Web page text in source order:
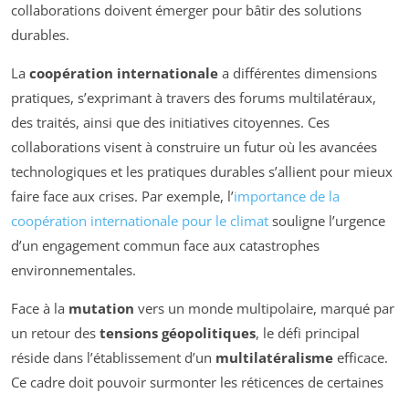
collaborations doivent émerger pour bâtir des solutions
durables.
La coopération internationale a différentes dimensions
pratiques, s’exprimant à travers des forums multilatéraux,
des traités, ainsi que des initiatives citoyennes. Ces
collaborations visent à construire un futur où les avancées
technologiques et les pratiques durables s’allient pour mieux
faire face aux crises. Par exemple, l’importance de la
coopération internationale pour le climat souligne l’urgence
d’un engagement commun face aux catastrophes
environnementales.
Face à la mutation vers un monde multipolaire, marqué par
un retour des tensions géopolitiques, le défi principal
réside dans l’établissement d’un multilatéralisme efficace.
Ce cadre doit pouvoir surmonter les réticences de certaines